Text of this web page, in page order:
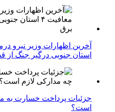
استان جنوبی درگیر جنگ از
جزئیات پرداخت خسارت به
است؟